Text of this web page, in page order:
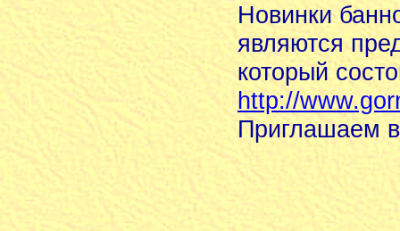
Новинки
являются
который
http://
Приглашаем